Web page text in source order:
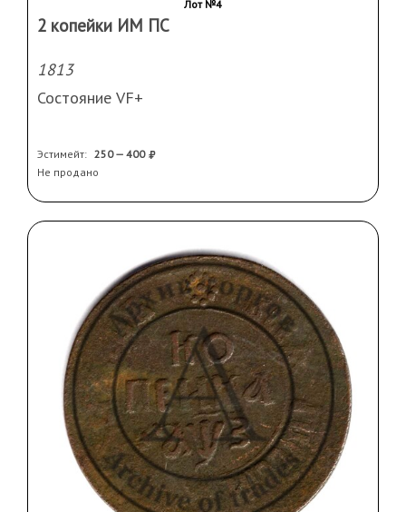
Лот №4
2 копейки ИМ ПС
1813
Состояние VF+
Эстимейт: 250 — 400
Не продано